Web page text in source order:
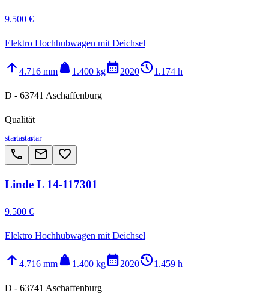
9.500 €
Elektro Hochhubwagen mit Deichsel
arrow_upward 4.716 mm weight 1.400 kgcalendar_month2020history_21.174 h
D - 63741 Aschaffenburg
Qualität
starstarstarstar
call email favorite_border
Linde L 14-117301
9.500 €
Elektro Hochhubwagen mit Deichsel
arrow_upward 4.716 mm weight 1.400 kgcalendar_month2020history_21.459 h
D - 63741 Aschaffenburg